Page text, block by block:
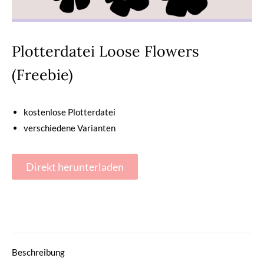
Plotterdatei Loose Flowers
(Freebie)
kostenlose Plotterdatei
verschiedene Varianten
Direkt herunterladen
Beschreibung